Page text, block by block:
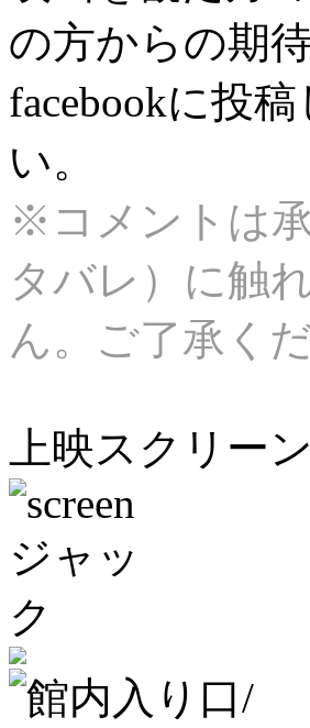
の方からの期
facebookに投
い。
※コメントは
タバレ）に触
ん。ご了承くだ
上映スクリーン